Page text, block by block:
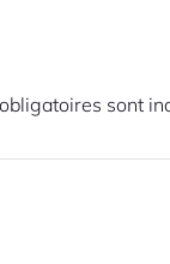
sont